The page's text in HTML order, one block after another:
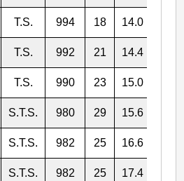
T.S. 994 18 14.0
T.S. 992 21 14.4
T.S. 990 23 15.0
S.T.S. 980 29 15.6
S.T.S. 982 25 16.6
S.T.S. 982 25 17.4